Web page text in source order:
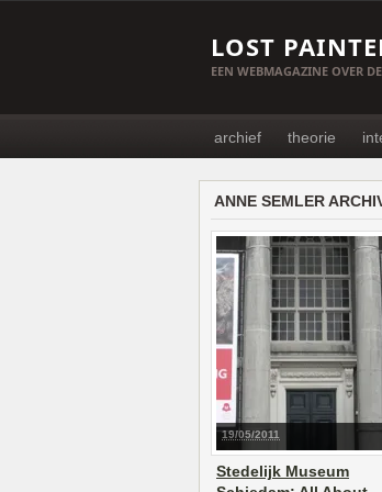
LOST
EEN WEBMAGAZINE OVER
archief theorie
ANNE SEMLER
19/05/2011
Stedelijk Museum